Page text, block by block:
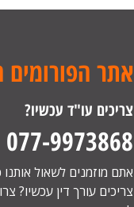
אתר
צריכים עו"ד עכשיו?
077-9973868
אתם מוזמנים לשאול
צריכים עורך דין עכשיו?